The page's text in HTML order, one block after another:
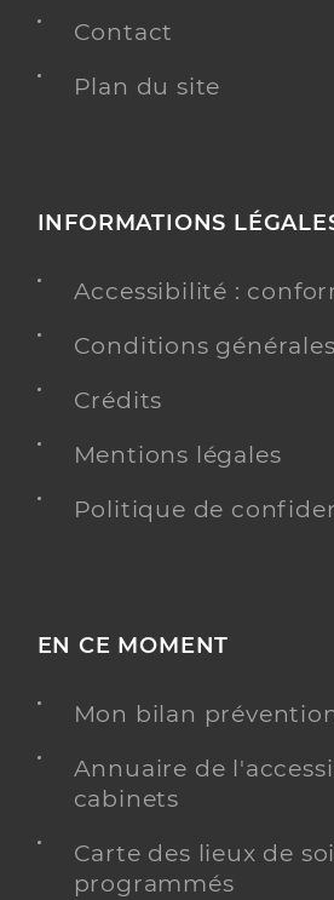
Contact
Plan du site
INFORMATIONS
Accessibilité :
Conditions
Crédits
Mentions légales
Politique de
EN CE MOMENT
Mon bilan
Annuaire de
cabinets
Carte des lieux de
programmés